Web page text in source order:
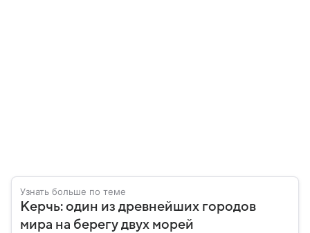
Узнать больше по теме
Керчь: один из древнейших городов
мира на берегу двух морей